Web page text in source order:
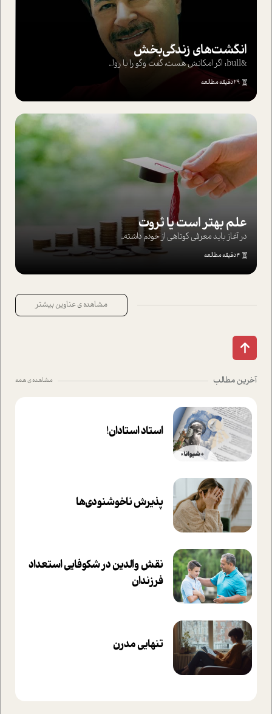
انگشت‌های‌ زندگی‌بخش
&bull; اگر امکانش هست، گفت وگو را با روا...
29 دقیقه مطالعه
علم بهتر است یا ثروت
در آغاز باید معرفی کوتاهی از خودم داشته...
4 دقیقه مطالعه
مشاهده ی عناوین بیشتر
آخرین مطالب مشاهده ی همه
استاد استادان!
پذیرش ناخوشنودی‌ها
نقش والدین در شکوفا‌یی ا‌ستعداد
فرزندان‌
تنهایی مدرن